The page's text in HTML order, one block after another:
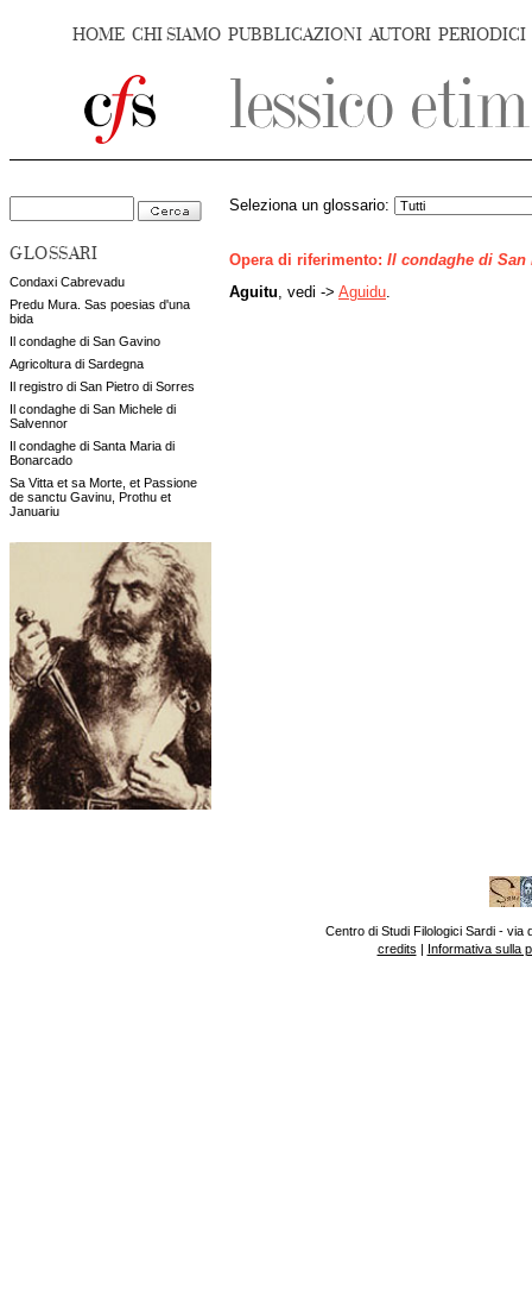
HOME CHI SIAMO PUBBLICAZIONI AUTORI PERIODICI
GLOSSARI
Condaxi Cabrevadu
Predu Mura. Sas poesias d'una
bida
Il condaghe di San Gavino
Agricoltura di Sardegna
Il registro di San Pietro di Sorres
Il condaghe di San Michele di
Salvennor
Il condaghe di Santa Maria di
Bonarcado
Sa Vitta et sa Morte, et Passione
de sanctu Gavinu, Prothu et
Januariu
Seleziona un glossario:
Opera di riferimento: Il condaghe di San
Aguitu , vedi -> Aguidu
Centro di Studi Filologici Sardi - via
credits | Informativa sulla